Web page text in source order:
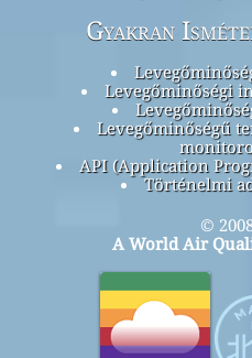
Gyakran
Levegőminőségi
Levegőminőségű
API (Application
Történelmi
©
A World Air